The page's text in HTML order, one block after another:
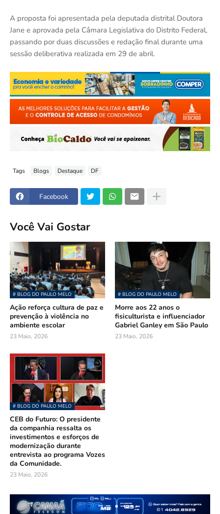
A proposta foi apresentada pela deputada distrital Doutora
Jane e aprovada pela Câmara Legislativa do Distrito Federal,
passando por duas discussões e redação final durante uma
sessão deliberativa realizada em 29 de abril.
Tags Blogs Destaque DF
Facebook
Você Vai Gostar
# BLOG DO PAULO MELO
Ação reforça cultura de paz e
prevenção à violência no
ambiente escolar
23 Maio, 2026
# BLOG DO PAULO MELO
Morre aos 22 anos o
fisiculturista e influenciador
Gabriel Ganley em São Paulo
23 Maio, 2026
# BLOG DO PAULO MELO
CEB do Futuro: O presidente
da companhia ressalta os
investimentos e esforços de
modernização durante
entrevista ao programa Vozes
da Comunidade.
23 Maio, 2026